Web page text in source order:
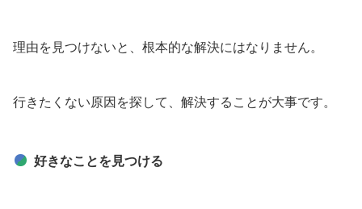
理由を見つけないと、根本的な解決にはなりません。
行きたくない原因を探して、解決することが大事です。
好きなことを見つける